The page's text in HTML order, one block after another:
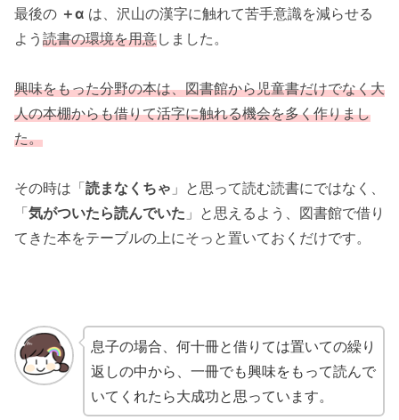
最後の ＋α は、沢山の漢字に触れて苦手意識を減らせる
よう 読書の環境を用意しました。
興味をもった分野の本は、図書館から児童書だけでなく大
人の本棚からも借りて活字に触れる機会を多く作りまし
た。
その時は「読まなくちゃ 」と思って読む読書にではなく、
「気がついたら読んでいた 」と思えるよう、図書館で借り
てきた本をテーブルの上にそっと置いておくだけです。
息子の場合、何十冊と借りては置いての繰り
返しの中から、一冊でも興味をもって読んで
いてくれたら大成功と思っています。